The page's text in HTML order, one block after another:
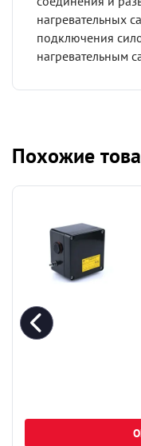
нагревательных
подключения
нагревательным
Похожие